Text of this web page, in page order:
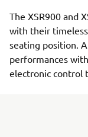
The XSR900 and
with their
seating position.
performances
electronic control